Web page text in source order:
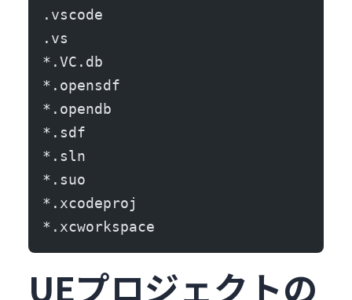
.vscode
.vs
*.VC.db
*.opensdf
*.opendb
*.sdf
*.sln
*.suo
*.xcodeproj
*.xcworkspace
UEプロジェクトの